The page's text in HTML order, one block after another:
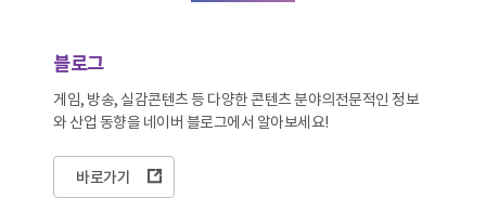
블로그
게임, 방송, 실감콘텐츠 등 다양한 콘텐츠 분야의전문적인 정보
와 산업 동향을 네이버 블로그에서 알아보세요!
바로가기